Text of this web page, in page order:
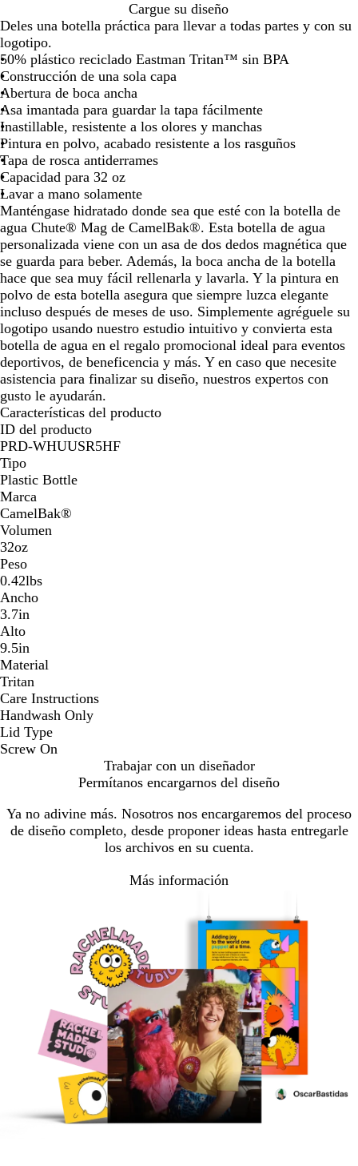
a
r
b
ó
n
Cargue su diseño
Deles una botella práctica para llevar a todas partes y con su
logotipo.
50% plástico reciclado Eastman Tritan™ sin BPA
Construcción de una sola capa
Abertura de boca ancha
Asa imantada para guardar la tapa fácilmente
Inastillable, resistente a los olores y manchas
Pintura en polvo, acabado resistente a los rasguños
Tapa de rosca antiderrames
Capacidad para 32 oz
Lavar a mano solamente
Manténgase hidratado donde sea que esté con la botella de
agua Chute® Mag de CamelBak®. Esta botella de agua
personalizada viene con un asa de dos dedos magnética que
se guarda para beber. Además, la boca ancha de la botella
hace que sea muy fácil rellenarla y lavarla. Y la pintura en
polvo de esta botella asegura que siempre luzca elegante
incluso después de meses de uso. Simplemente agréguele su
logotipo usando nuestro estudio intuitivo y convierta esta
botella de agua en el regalo promocional ideal para eventos
deportivos, de beneficencia y más. Y en caso que necesite
asistencia para finalizar su diseño, nuestros expertos con
gusto le ayudarán.
Características del producto
ID del producto
PRD-WHUUSR5HF
Tipo
Plastic Bottle
Marca
CamelBak®
Volumen
32oz
Peso
0.42lbs
Ancho
3.7in
Alto
9.5in
Material
Tritan
Care Instructions
Handwash Only
Lid Type
Screw On
Trabajar con un diseñador
Permítanos encargarnos del diseño
Ya no adivine más. Nosotros nos encargaremos del proceso
de diseño completo, desde proponer ideas hasta entregarle
los archivos en su cuenta.
Más información